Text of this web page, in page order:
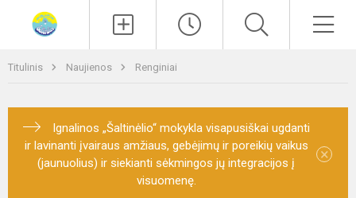
Titulinis Naujienos Renginiai
Ignalinos „Šaltinėlio“ mokykla visapusiškai ugdanti
ir lavinanti įvairaus amžiaus, gebėjimų ir poreikių vaikus
(jaunuolius) ir siekianti sėkmingos jų integracijos į
visuomenę.
×